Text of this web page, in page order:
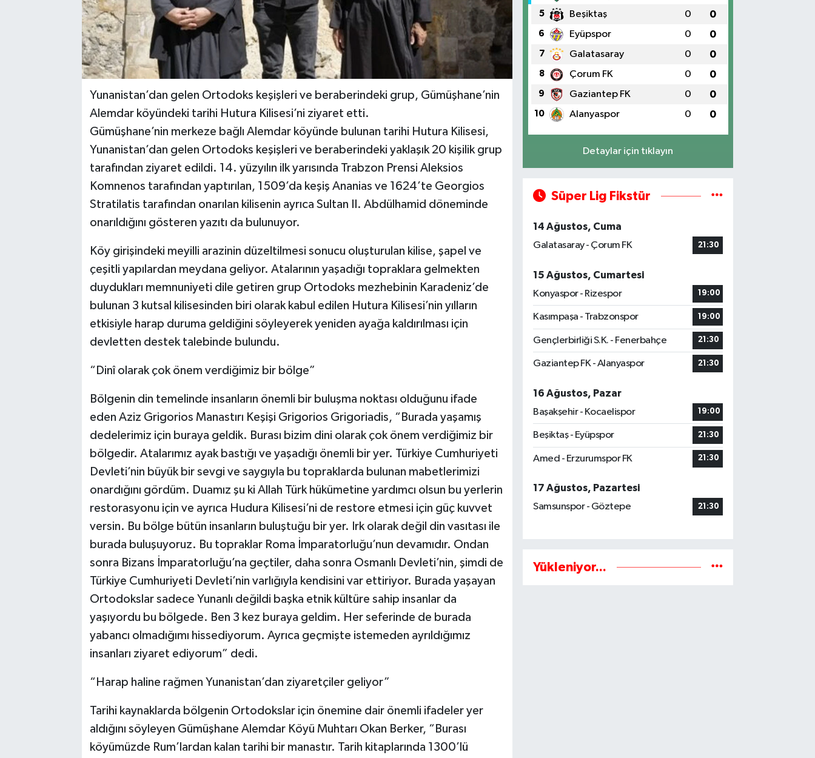
Yunanistan’dan gelen Ortodoks keşişleri ve beraberindeki grup, Gümüşhane’nin
Alemdar köyündeki tarihi Hutura Kilisesi’ni ziyaret etti.
Gümüşhane’nin merkeze bağlı Alemdar köyünde bulunan tarihi Hutura Kilisesi,
Yunanistan’dan gelen Ortodoks keşişleri ve beraberindeki yaklaşık 20 kişilik grup
tarafından ziyaret edildi. 14. yüzyılın ilk yarısında Trabzon Prensi Aleksios
Komnenos tarafından yaptırılan, 1509’da keşiş Ananias ve 1624’te Georgios
Stratilatis tarafından onarılan kilisenin ayrıca Sultan II. Abdülhamid döneminde
onarıldığını gösteren yazıtı da bulunuyor.
Köy girişindeki meyilli arazinin düzeltilmesi sonucu oluşturulan kilise, şapel ve
çeşitli yapılardan meydana geliyor. Atalarının yaşadığı topraklara gelmekten
duydukları memnuniyeti dile getiren grup Ortodoks mezhebinin Karadeniz’de
bulunan 3 kutsal kilisesinden biri olarak kabul edilen Hutura Kilisesi’nin yılların
etkisiyle harap duruma geldiğini söyleyerek yeniden ayağa kaldırılması için
devletten destek talebinde bulundu.
“Dinî olarak çok önem verdiğimiz bir bölge”
Bölgenin din temelinde insanların önemli bir buluşma noktası olduğunu ifade
eden Aziz Grigorios Manastırı Keşişi Grigorios Grigoriadis, “Burada yaşamış
dedelerimiz için buraya geldik. Burası bizim dini olarak çok önem verdiğimiz bir
bölgedir. Atalarımız ayak bastığı ve yaşadığı önemli bir yer. Türkiye Cumhuriyeti
Devleti’nin büyük bir sevgi ve saygıyla bu topraklarda bulunan mabetlerimizi
onardığını gördüm. Duamız şu ki Allah Türk hükümetine yardımcı olsun bu yerlerin
restorasyonu için ve ayrıca Hudura Kilisesi’ni de restore etmesi için güç kuvvet
versin. Bu bölge bütün insanların buluştuğu bir yer. Irk olarak değil din vasıtası ile
burada buluşuyoruz. Bu topraklar Roma İmparatorluğu’nun devamıdır. Ondan
sonra Bizans İmparatorluğu’na geçtiler, daha sonra Osmanlı Devleti’nin, şimdi de
Türkiye Cumhuriyeti Devleti’nin varlığıyla kendisini var ettiriyor. Burada yaşayan
Ortodokslar sadece Yunanlı değildi başka etnik kültüre sahip insanlar da
yaşıyordu bu bölgede. Ben 3 kez buraya geldim. Her seferinde de burada
yabancı olmadığımı hissediyorum. Ayrıca geçmişte istemeden ayrıldığımız
insanları ziyaret ediyorum” dedi.
“Harap haline rağmen Yunanistan’dan ziyaretçiler geliyor”
Tarihi kaynaklarda bölgenin Ortodokslar için önemine dair önemli ifadeler yer
aldığını söyleyen Gümüşhane Alemdar Köyü Muhtarı Okan Berker, “Burası
köyümüzde Rum’lardan kalan tarihi bir manastır. Tarih kitaplarında 1300’lü
5 Beşiktaş 0 0
6 Eyüpspor 0 0
7 Galatasaray 0 0
8 Çorum FK 0 0
9 Gaziantep FK 0 0
10 Alanyaspor 0 0
Detaylar için tıklayın
Süper Lig Fikstür
14 Ağustos, Cuma
Galatasaray - Çorum FK
21:30
15 Ağustos, Cumartesi
Konyaspor - Rizespor
19:00
Kasımpaşa - Trabzonspor 19:00
Gençlerbirliği S.K. - Fenerbahçe 21:30
Gaziantep FK - Alanyaspor 21:30
16 Ağustos, Pazar
Başakşehir - Kocaelispor
19:00
Beşiktaş - Eyüpspor 21:30
Amed - Erzurumspor FK 21:30
17 Ağustos, Pazartesi
Samsunspor - Göztepe
21:30
Yükleniyor...